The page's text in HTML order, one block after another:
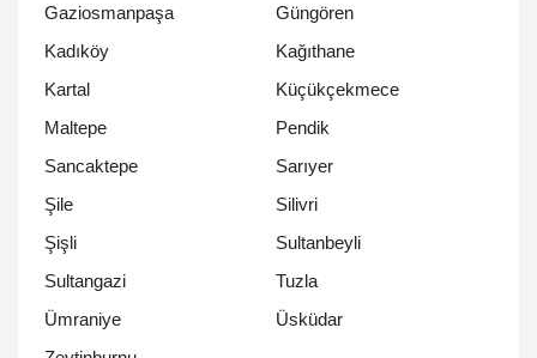
Gaziosmanpaşa
Güngören
Kadıköy
Kağıthane
Kartal
Küçükçekmece
Maltepe
Pendik
Sancaktepe
Sarıyer
Şile
Silivri
Şişli
Sultanbeyli
Sultangazi
Tuzla
Ümraniye
Üsküdar